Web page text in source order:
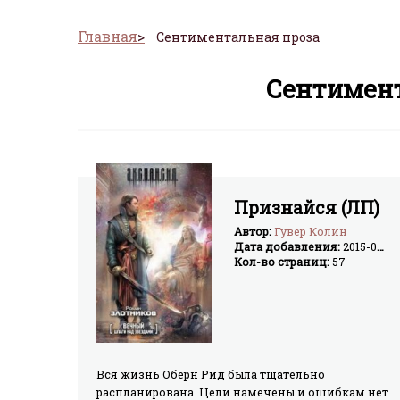
Главная Сентиментальная проза
Признайся (ЛП)
Автор:Гувер Колин
Дата добавления:2015-06-18
Кол-во страниц: 57
Вся жизнь Оберн Рид была тщательно
распланирована. Цели намечены и ошибкам нет